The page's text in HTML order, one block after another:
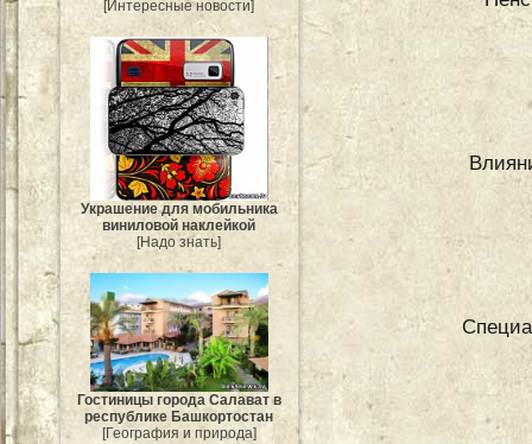
[Интересные новости]
Украшение для мобильника
виниловой наклейкой
[Надо знать]
Гостиницы города Салават в
республике Башкортостан
[География и природа]